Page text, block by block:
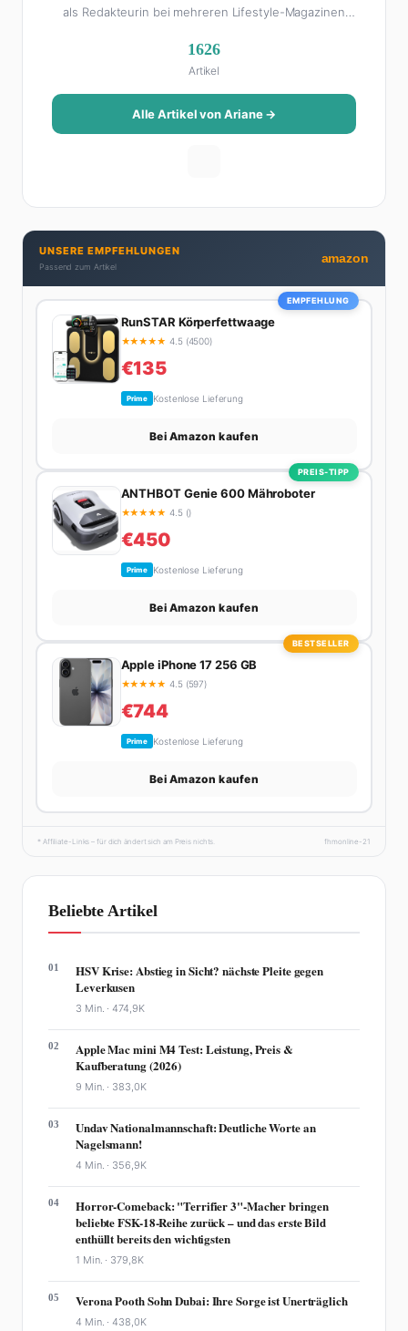
als Redakteurin bei mehreren Lifestyle-Magazinen
Als Lifestyle-Redakteurin schreibt sie über alles, was
das Leben schöner macht: von Interior Design und
Reise-Tipps über Food-Trends bis hin zu
Beziehungsratgebern, die auch Männer gerne lesen.
Ihre Geheimwaffe: Sie weiß genau, was Frauen an
Netflix) und auf der ewigen Suche nach dem besten
Brunch-Spot der Stadt. Ihre Interior-Tipps basieren
auf echter Erfahrung – ihre Wohnung wurde schon
zweimal in Design-Blogs gefeatured.
1626
Artikel
Alle Artikel von Ariane →
UNSERE EMPFEHLUNGEN
Passend zum Artikel
amazon
EMPFEHLUNG
RunSTAR Körperfettwaage
★★★★★ 4.5 (4500)
€135
Prime Kostenlose Lieferung
Bei Amazon kaufen
PREIS-TIPP
ANTHBOT Genie 600 Mähroboter
★★★★★ 4.5 ()
€450
Prime Kostenlose Lieferung
Bei Amazon kaufen
BESTSELLER
Apple iPhone 17 256 GB
★★★★★ 4.5 (597)
€744
Prime Kostenlose Lieferung
Bei Amazon kaufen
* Affiliate-Links – für dich ändert sich am Preis nichts. fhmonline-21
Beliebte Artikel
01
HSV Krise: Abstieg in Sicht? nächste Pleite gegen
Leverkusen
3 Min. ·474,9K
02
Apple Mac mini M4 Test: Leistung, Preis &
Kaufberatung (2026)
9 Min. · 383,0K
03
Undav Nationalmannschaft: Deutliche Worte an
Nagelsmann!
4 Min. · 356,9K
04
Horror-Comeback: "Terrifier 3"-Macher bringen
beliebte FSK-18-Reihe zurück – und das erste Bild
enthüllt bereits den wichtigsten
1 Min. · 379,8K
05 Verona Pooth Sohn Dubai: Ihre Sorge ist Unerträglich
4 Min. ·438,0K